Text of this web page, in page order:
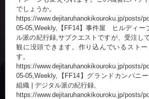
でしょうか。
https://www.dejitaruhanokikouroku.jp/posts/
05-05,Weekly,【FF14】事件屋 ヒルディー
ル派の紀行録,サブクエストですが、受注し
観に没頭できます。作り込んでいるスト
す。
https://www.dejitaruhanokikouroku.jp/posts/
05-05,Weekly,【FF14】グランドカンパニ
組織 | デジタル派の紀行録,
https://www.dejitaruhanokikouroku.jp/posts/